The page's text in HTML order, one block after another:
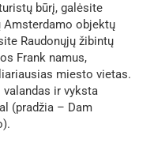
būrį, galėsite
objektų
Raudonųjų žibintų
Frank namus,
miesto vietas.
ir vyksta
(pradžia – Dam